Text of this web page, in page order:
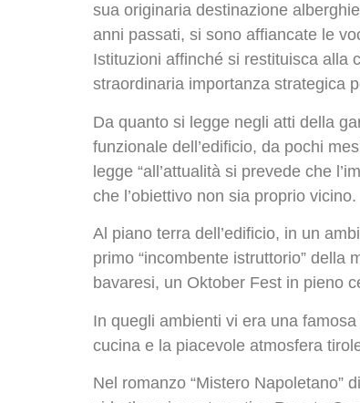
sua originaria destinazione
anni passati, si sono affiancate le
Istituzioni affinché si restituisca alla
straordinaria importanza strategica
Da quanto si legge negli atti della
funzionale dell’edificio, da pochi
legge “all’attualità si prevede che
che l’obiettivo non sia proprio vicino.
Al piano terra dell’edificio, in un
primo “incombente istruttorio”
bavaresi, un Oktober Fest in pieno
In quegli ambienti vi era una
cucina e la piacevole atmosfera
Nel romanzo “Mistero Napoletano”